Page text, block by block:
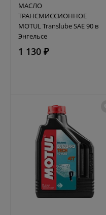
МАСЛО
ТРАНСМИССИОННОЕ
MOTUL Translube SAE 90 в
Энгельсе
1 130 ₽